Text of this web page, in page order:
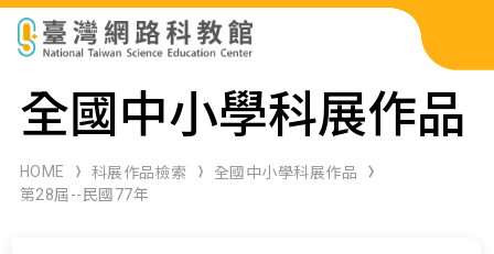
科展作品檢索
科學研習月刊
全國中小學科展作品
HOME 科展作品檢索
全國中小學科展作品
第28屆--民國77年